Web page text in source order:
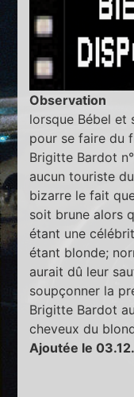
Observation
lorsque Bébel et
pour se faire du
Brigitte Bardot
aucun touriste
bizarre le fait
soit brune alors
étant une
étant blonde;
aurait dû leur
soupçonner la
Brigitte Bardot
cheveux du
Ajoutée le